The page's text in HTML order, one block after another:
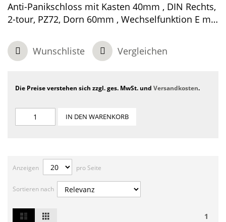
Anti-Panikschloss mit Kasten 40mm , DIN Rechts,
2-tour, PZ72, Dorn 60mm , Wechselfunktion E mit
Wunschliste
Vergleichen
Die Preise verstehen sich zzgl. ges. MwSt. und Versandkosten.
IN DEN WARENKORB
Anzeigen pro Seite
Sortieren nach
1
Ansicht